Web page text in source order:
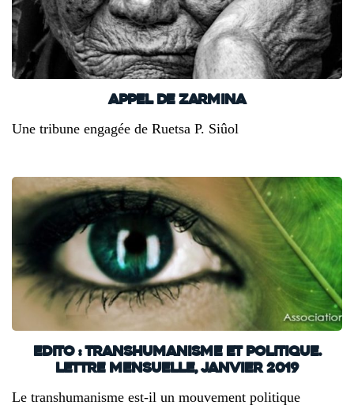
Appel de Zarmina
Une tribune engagée de Ruetsa P. Siûol
Edito : transhumanisme et politique.
Lettre mensuelle, janvier 2019
Le transhumanisme est-il un mouvement politique